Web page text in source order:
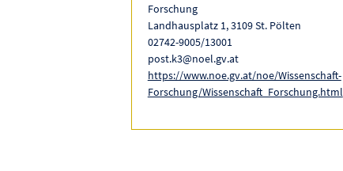
Forschung
Landhausplatz 1, 3109 St. Pölten
02742-9005/13001
post.k3@noel.gv.at
https://www.noe.gv.at/noe/Wissenschaft-
Forschung/Wissenschaft_Forschung.html